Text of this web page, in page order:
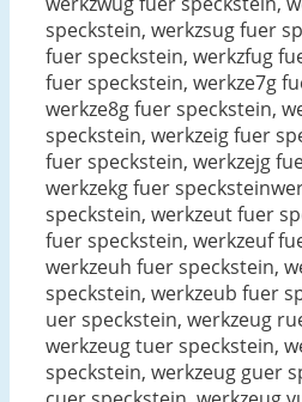
speckstein, werkzsug fuer
fuer speckstein, werkzfug
fuer speckstein, werkze7g
werkze8g fuer speckstein,
speckstein, werkzeig fuer
fuer speckstein, werkzejg
werkzekg fuer
speckstein, werkzeut fuer
fuer speckstein, werkzeuf
werkzeuh fuer speckstein,
speckstein, werkzeub fuer
uer speckstein, werkzeug
werkzeug tuer speckstein,
speckstein, werkzeug guer